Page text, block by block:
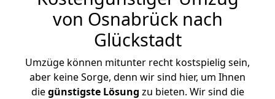
von Osnabrück nach
Glückstadt
Umzüge können mitunter recht kostspielig sein,
aber keine Sorge, denn wir sind hier, um Ihnen
diegünstigste Lösung zu bieten. Wir sind die